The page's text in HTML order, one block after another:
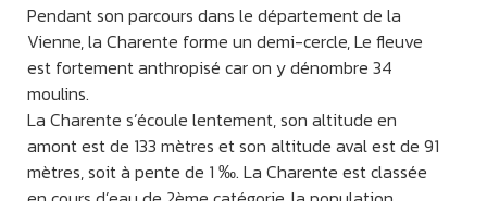
Pendant son parcours dans le département de la
Vienne, la Charente forme un demi-cercle, Le fleuve
est fortement anthropisé car on y dénombre 34
moulins.
La Charente s’écoule lentement, son altitude en
amont est de 133 mètres et son altitude aval est de 91
mètres, soit à pente de 1 ‰. La Charente est classée